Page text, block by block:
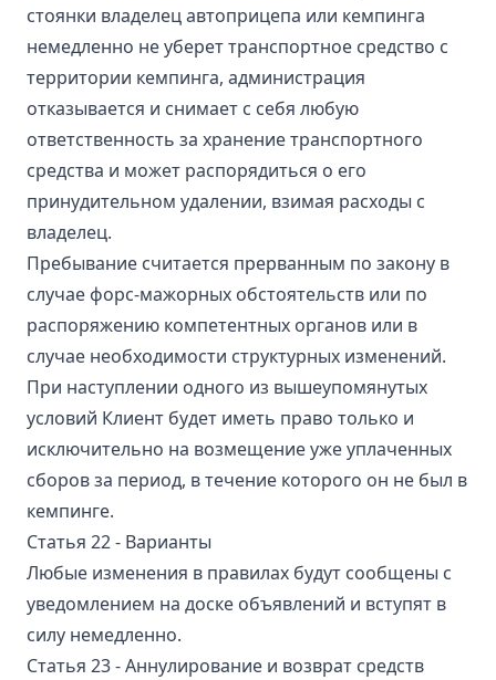
стоянки владелец автоприцепа или кемпинга
немедленно не уберет транспортное средство с
территории кемпинга, администрация
отказывается и снимает с себя любую
ответственность за хранение транспортного
средства и может распорядиться о его
принудительном удалении, взимая расходы с
владелец.
Пребывание считается прерванным по закону в
случае форс-мажорных обстоятельств или по
распоряжению компетентных органов или в
случае необходимости структурных изменений.
При наступлении одного из вышеупомянутых
условий Клиент будет иметь право только и
исключительно на возмещение уже уплаченных
сборов за период, в течение которого он не был в
кемпинге.
Статья 22 - Варианты
Любые изменения в правилах будут сообщены с
уведомлением на доске объявлений и вступят в
силу немедленно.
Статья 23 - Аннулирование и возврат средств